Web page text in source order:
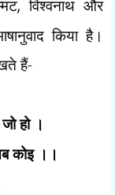
,विश्वनाथ और
किया है।
हैं-
हो ।
कोइ ।।